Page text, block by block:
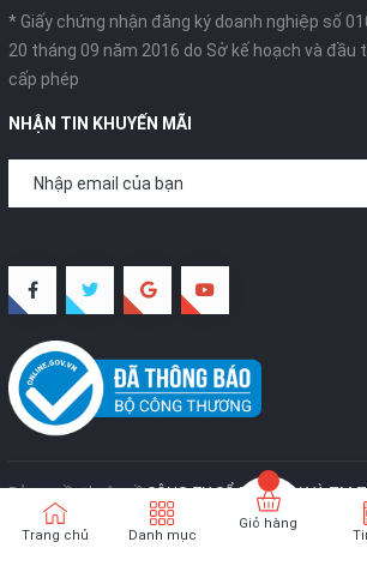
* Giấy chứng nhận đăng ký doanh nghiệp số
20 tháng 09 năm 2016 do Sở kế hoạch và đầu
cấp phép
NHẬN TIN KHUYẾN MÃI
Bản quyền thuộc vềCÔNG TY CỔ PHẦN SX VÀ TM
cấp bởi
Trang chủ Danh mục
Giỏ hàng